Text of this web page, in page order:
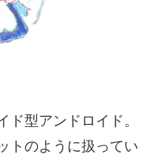
型アンドロイド。
トのように扱ってい